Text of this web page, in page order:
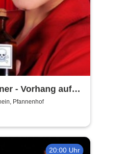
- Vorhang auf
Pfannenhof
20:00 Uhr